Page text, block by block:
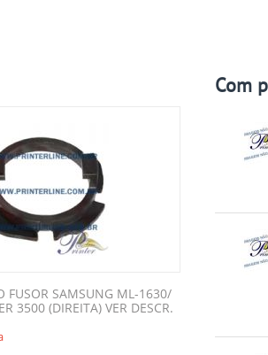
FUSOR SAMSUNG ML-1630/
3500 (DIREITA) VER DESCR.
Com